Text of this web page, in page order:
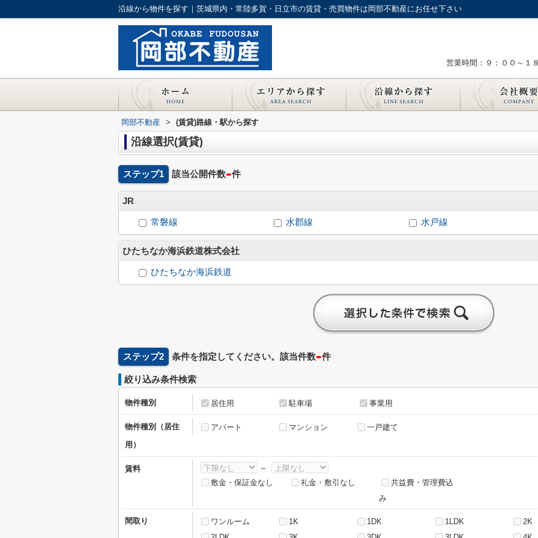
沿線から物件を探す｜茨城県内・常陸多賀・日立市の賃貸・売買物件は岡部不動産にお任せ下さい
営業時間：９：００～１
岡部不動産 > (賃貸)路線・駅から探す
沿線選択(賃貸)
ステップ1 該当公開件数-件
JR
常磐線 水郡線 水戸線
ひたちなか海浜鉄道株式会社
ひたちなか海浜鉄道
ステップ2 条件を指定してください。該当件数-件
絞り込み条件検索
物件種別 居住用 駐車場 事業用
物件種別（居住
用）
アパート マンション 一戸建て
賃料
～
敷金・保証金なし
礼金・敷引なし
共益費・管理費込
み
間取り ワンルーム 1K 1DK 1LDK 2K